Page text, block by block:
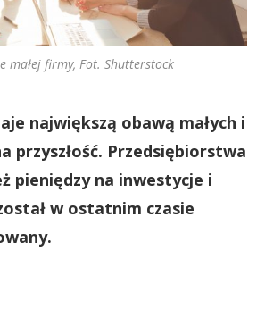
małej firmy, Fot. Shutterstock
największą obawą małych i
przyszłość. Przedsiębiorstwa
pieniędzy na inwestycje i
w ostatnim czasie